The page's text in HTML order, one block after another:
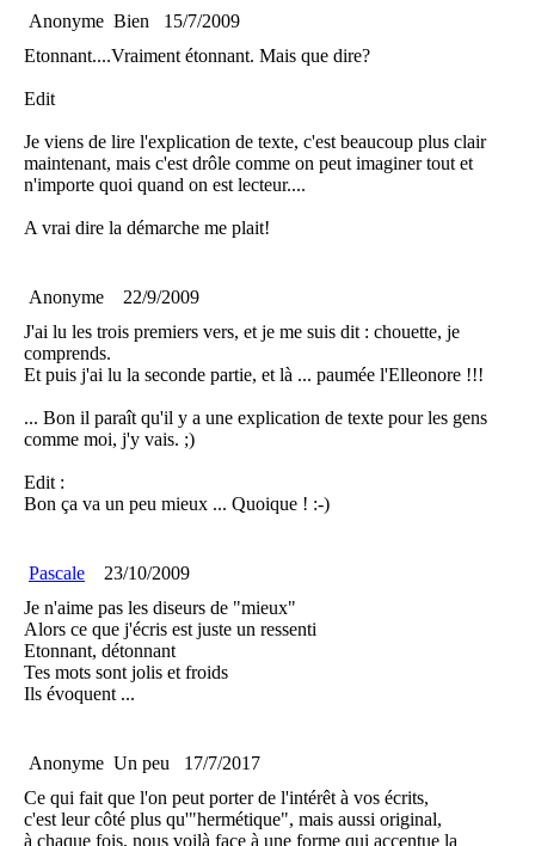
Anonyme Bien
15/7/2009
Etonnant....Vraiment étonnant. Mais que dire?
Edit
Je viens de lire l'explication de texte, c'est beaucoup plus clair
maintenant, mais c'est drôle comme on peut imaginer tout et
n'importe quoi quand on est lecteur....
A vrai dire la démarche me plait!
Anonyme
22/9/2009
J'ai lu les trois premiers vers, et je me suis dit : chouette, je
comprends.
Et puis j'ai lu la seconde partie, et là ... paumée l'Elleonore !!!
... Bon il paraît qu'il y a une explication de texte pour les gens
comme moi, j'y vais. ;)
Edit :
Bon ça va un peu mieux ... Quoique ! :-)
Pascale
23/10/2009
Je n'aime pas les diseurs de "mieux"
Alors ce que j'écris est juste un ressenti
Etonnant, détonnant
Tes mots sont jolis et froids
Ils évoquent ...
Anonyme Un peu
17/7/2017
Ce qui fait que l'on peut porter de l'intérêt à vos écrits,
c'est leur côté plus qu'"hermétique", mais aussi original,
à chaque fois, nous voilà face à une forme qui accentue la